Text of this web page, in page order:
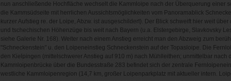
nun anschließende Hochfläche wechselt die Kammloipe nach der Überquerung einer
die Kammsüdseite mit herrlichen Aussichtsmöglichkeiten vom Panoramablick
kurzer Aufstieg re. der Loipe, Abzw. ist ausgeschildert). Der Blick schweift hier weit
und tschechischen Höhenzüge bis weit nach Bayern (u.a. Elstergebirge, Slavkovsky
siehe Galerie Nr. 168). Weiter nach einem Anstieg erreicht man den Abzweig zum
"Schneckenstein" u. den Loipeneinstieg Schneckenstein auf der Topasloipe. Die
den Kielpingen (mittelschwerer Anstieg auf 910 m) nach Mühlleithen; unmittelbar nach
Kammloipenbrücke über die Bundesstraße 283 befindet sich der zentrale
westliche Kammloipenregion (14,7 km, großer Loipenparkplatz mit aktueller intern.